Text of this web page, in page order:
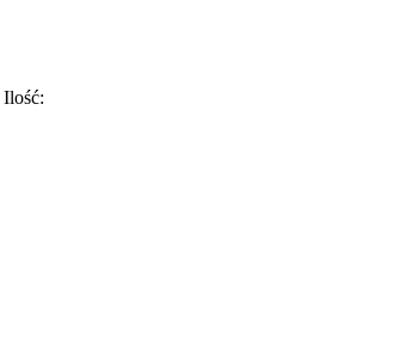
Ilość: